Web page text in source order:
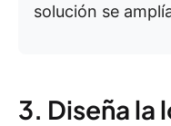
solución se
3. Diseña la